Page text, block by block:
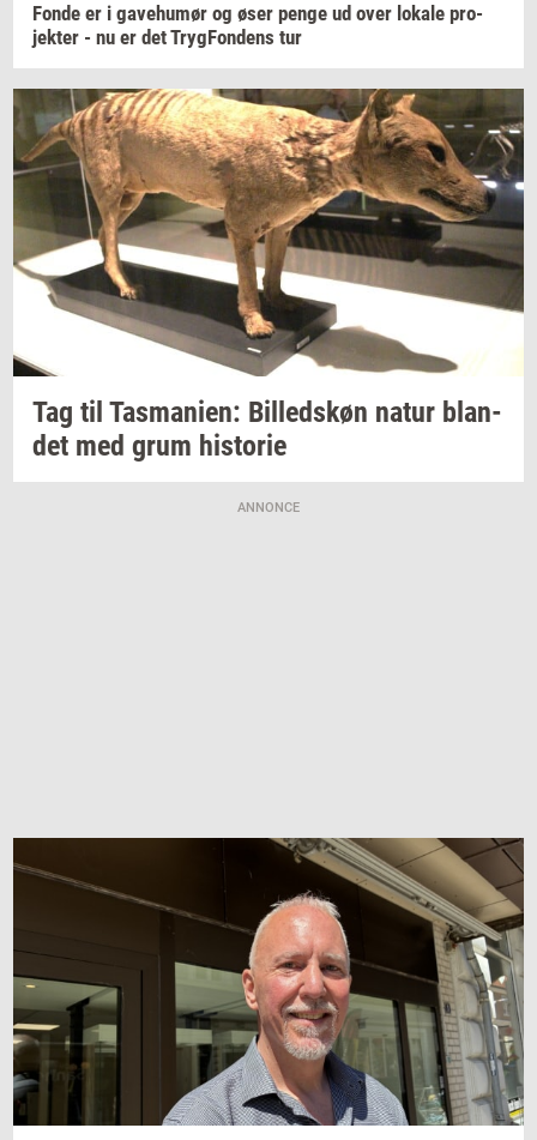
Fonde er i ga­ve­hu­mør og øser penge ud over lo­ka­le pro­
jek­ter - nu er detTryg­Fon­dens tur
Tag til Tas­ma­ni­en: Bil­leds­køn natur blan­
det med grum hi­sto­rie
ANNONCE